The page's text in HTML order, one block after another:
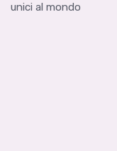
unici al mondo